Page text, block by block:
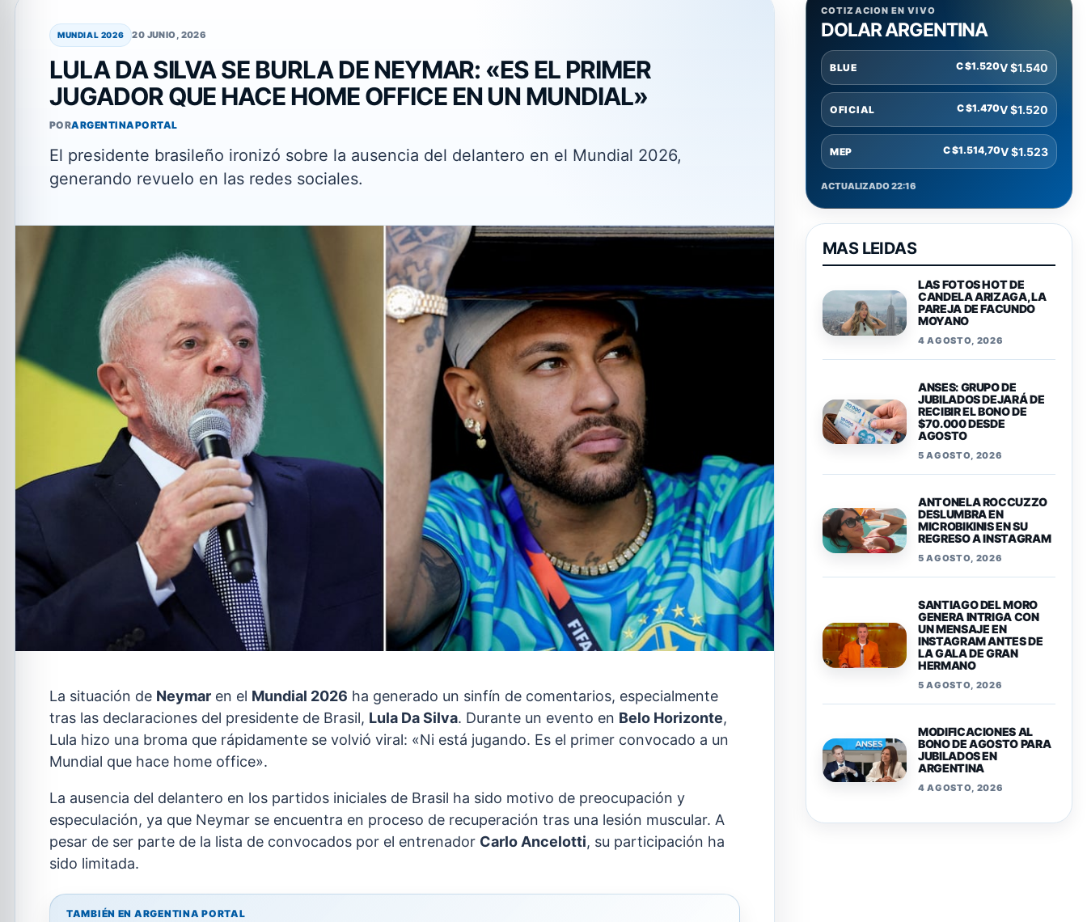
MUNDIAL 2026 20 JUNIO, 2026
LULA DA SILVA SE BURLA DE NEYMAR: «ES EL PRIMER
JUGADOR QUE HACE HOME OFFICE EN UN MUNDIAL»
PORARGENTINAPORTAL
El presidente brasileño ironizó sobre la ausencia del delantero en el Mundial 2026,
generando revuelo en las redes sociales.
La situación de Neymar en el Mundial 2026 ha generado un sinfín de comentarios, especialmente
tras las declaraciones del presidente de Brasil, Lula Da Silva. Durante un evento en Belo Horizonte,
Lula hizo una broma que rápidamente se volvió viral: «Ni está jugando. Es el primer convocado a un
Mundial que hace home office».
La ausencia del delantero en los partidos iniciales de Brasil ha sido motivo de preocupación y
especulación, ya que Neymar se encuentra en proceso de recuperación tras una lesión muscular. A
pesar de ser parte de la lista de convocados por el entrenador Carlo Ancelotti, su participación ha
sido limitada.
TAMBIÉN EN ARGENTINA PORTAL
COTIZACION EN VIVO
DOLAR ARGENTINA
BLUE C $1.520V $1.540
OFICIAL C $1.470V $1.520
MEP C $1.514,70V $1.523
ACTUALIZADO 22:16
MAS LEIDAS
LAS FOTOS HOT DE
CANDELA ARIZAGA, LA
PAREJA DE FACUNDO
MOYANO
4 AGOSTO, 2026
ANSES: GRUPO DE
JUBILADOS DEJARÁ DE
RECIBIR EL BONO DE
$70.000 DESDE
AGOSTO
5 AGOSTO, 2026
ANTONELA ROCCUZZO
DESLUMBRA EN
MICROBIKINIS EN SU
REGRESO A INSTAGRAM
5 AGOSTO, 2026
SANTIAGO DEL MORO
GENERA INTRIGA CON
UN MENSAJE EN
INSTAGRAM ANTES DE
LA GALA DE GRAN
HERMANO
5 AGOSTO, 2026
MODIFICACIONES AL
BONO DE AGOSTO PARA
JUBILADOS EN
ARGENTINA
4 AGOSTO, 2026